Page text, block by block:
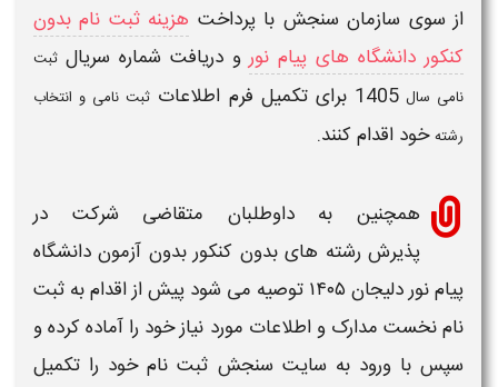
از سوی سازمان سنجش با پرداخت هزینه ثبت نام بدون
کنکور دانشگاه های پیام نورو دریافت شماره سریال ثبت
نامی سال1405 برای تکمیل فرم اطلاعات ثبت نامی و انتخاب
رشتهخود اقدام کنند.
همچنین به داوطلبان متقاضی شرکت در
پذیرش رشته های بدون کنکور بدون آزمون دانشگاه
پیام نور دلیجان ۱۴۰۵ توصیه می شود پیش از اقدام به ثبت
نامنخست مدارکو اطلاعات مورد نیاز خود را آماده کرده و
سپس با ورود به سایت سنجش ثبت نام خود را تکمیل